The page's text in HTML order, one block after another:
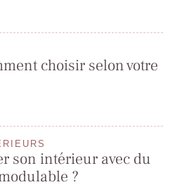
choisir selon votre
son intérieur avec du
?